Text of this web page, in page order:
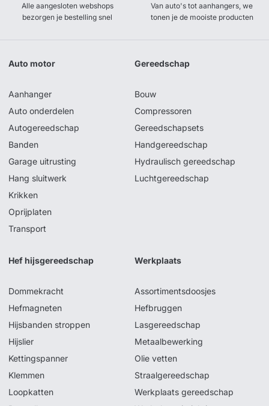
Alle aangesloten webshops
bezorgen je bestelling snel
Van auto's tot aanhangers, we
tonen je de mooiste producten
Auto motor
Aanhanger
Auto onderdelen
Autogereedschap
Banden
Garage uitrusting
Hang sluitwerk
Krikken
Oprijplaten
Transport
Gereedschap
Bouw
Compressoren
Gereedschapsets
Handgereedschap
Hydraulisch gereedschap
Luchtgereedschap
Hef hijsgereedschap
Dommekracht
Hefmagneten
Hijsbanden stroppen
Hijslier
Kettingspanner
Klemmen
Loopkatten
Werkplaats
Assortimentsdoosjes
Hefbruggen
Lasgereedschap
Metaalbewerking
Olie vetten
Straalgereedschap
Werkplaats gereedschap